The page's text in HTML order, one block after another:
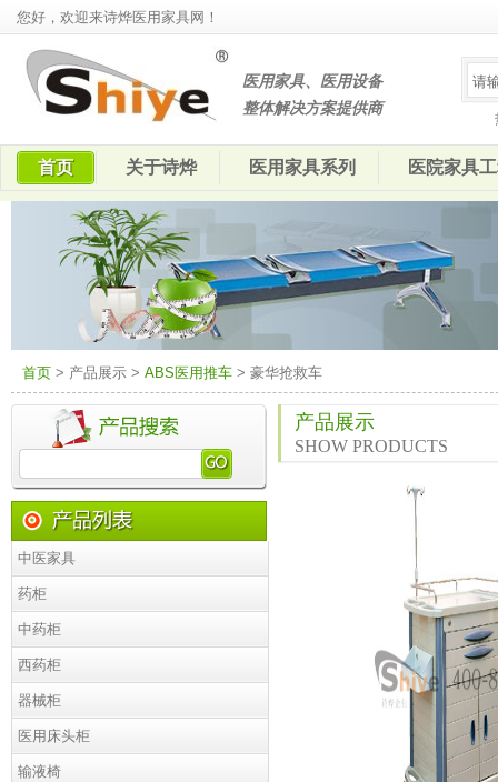
您好，欢迎来诗烨医用家具网！
医用家具、医用设备
整体解决方案提供商
首页 关于诗烨 医用家具系列 医院家具
首页 > 产品展示 > ABS医用推车 > 豪华抢救车
中医家具
药柜
中药柜
西药柜
器械柜
医用床头柜
输液椅
产品展示
SHOW PRODUCTS